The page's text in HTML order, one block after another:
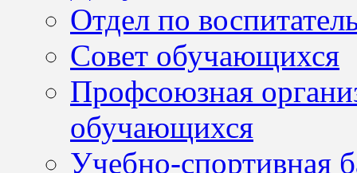
Отдел по
Совет обучающихся
Профсоюзная
обучающихся
Учебно-спортивная